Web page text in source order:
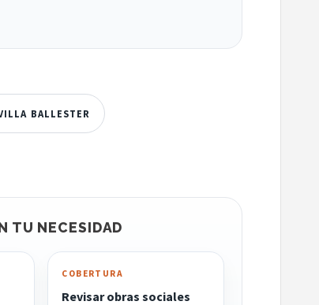
BALLESTER
TU NECESIDAD
COBERTURA
Revisar obras sociales